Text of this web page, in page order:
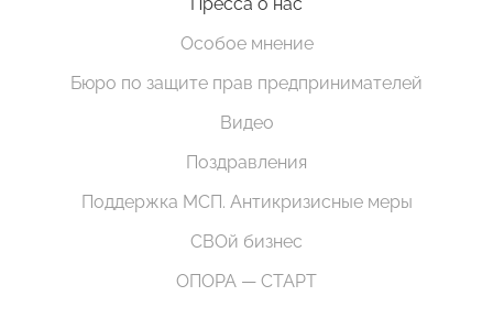
Особое мнение
Бюро по защите прав предпринимателей
Видео
Поздравления
Поддержка МСП. Антикризисные меры
СВОй бизнес
ОПОРА — СТАРТ